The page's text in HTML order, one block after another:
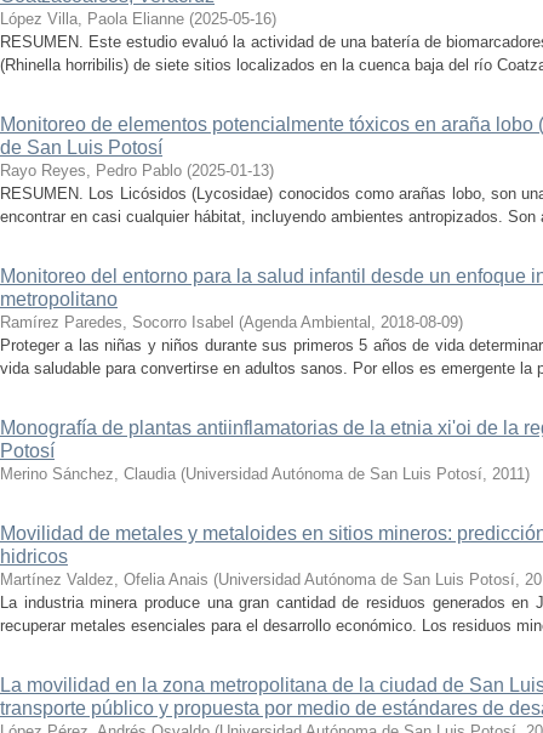
López Villa, Paola Elianne (2025-05-16)
RESUMEN. Este estudio evaluó la actividad de una batería de
(Rhinella horribilis) de siete sitios localizados en la cuenca baja del río
Monitoreo de elementos potencialmente tóxicos en araña
de San Luis Potosí
Rayo Reyes, Pedro Pablo (2025-01-13)
RESUMEN. Los Licósidos (Lycosidae) conocidos como arañas lobo, son
encontrar en casi cualquier hábitat, incluyendo ambientes antropizados.
Monitoreo del entorno para la salud infantil desde un enfoque
metropolitano
Ramírez Paredes, Socorro Isabel (Agenda Ambiental , 2018-08-09)
Proteger a las niñas y niños durante sus primeros 5 años de vida
vida saludable para convertirse en adultos sanos. Por ellos es emergente la
Monografía de plantas antiinflamatorias de la etnia xi'oi de la
Potosí
Merino Sánchez, Claudia (Universidad Autónoma de San Luis Potosí, 2011)
Movilidad de metales y metaloides en sitios mineros:
hidricos
Martínez Valdez, Ofelia Anais (Universidad Autónoma de San Luis Potosí,
La industria minera produce una gran cantidad de residuos generados
recuperar metales esenciales para el desarrollo económico. Los residuos
La movilidad en la zona metropolitana de la ciudad de San
transporte público y propuesta por medio de estándares de